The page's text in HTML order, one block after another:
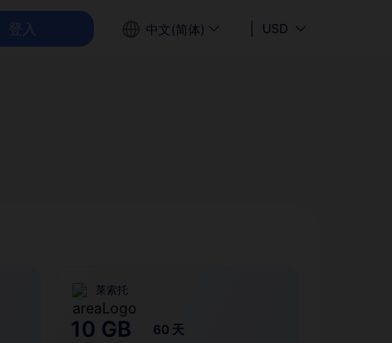
登入 中文(简体) USD
莱索托
10 GB 60 天